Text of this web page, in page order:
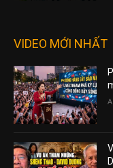
VIDEO MỚI NHẤT